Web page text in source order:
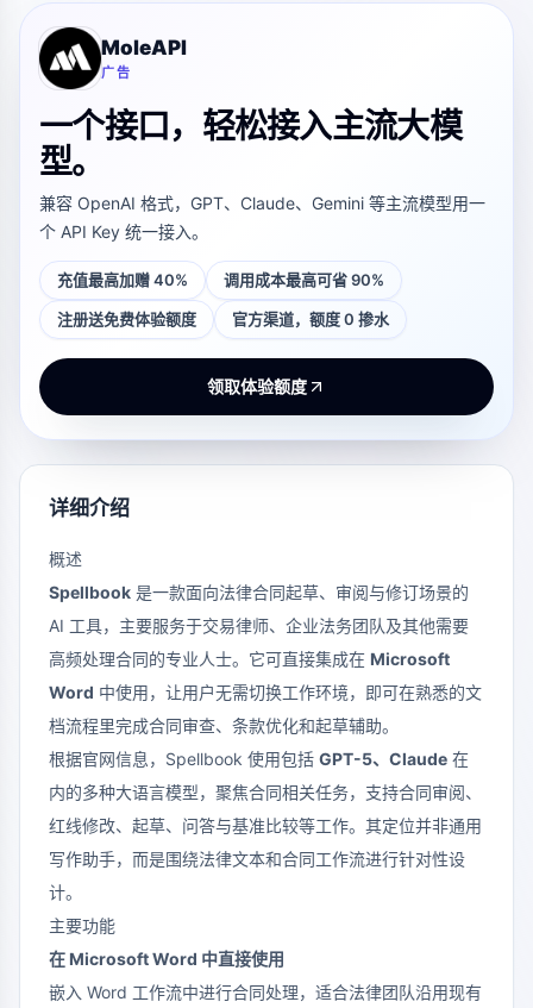
MoleAPI
广告
一个接口，轻松接入主流大模
型。
兼容 OpenAI 格式，GPT、Claude、Gemini 等主流模型用一
个 API Key 统一接入。
充值最高加赠 40% 调用成本最高可省 90%
注册送免费体验额度 官方渠道，额度 0 掺水
领取体验额度
详细介绍
概述
Spellbook 是一款面向法律合同起草、审阅与修订场景的
AI 工具，主要服务于交易律师、企业法务团队及其他需要
高频处理合同的专业人士。它可直接集成在 Microsoft
Word 中使用，让用户无需切换工作环境，即可在熟悉的文
档流程里完成合同审查、条款优化和起草辅助。
根据官网信息，Spellbook 使用包括 GPT-5、Claude 在
内的多种大语言模型，聚焦合同相关任务，支持合同审阅、
红线修改、起草、问答与基准比较等工作。其定位并非通用
写作助手，而是围绕法律文本和合同工作流进行针对性设
计。
主要功能
在 Microsoft Word 中直接使用
嵌入 Word 工作流中进行合同处理，适合法律团队沿用现有